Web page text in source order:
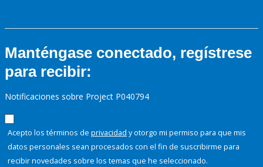
Manténgase conectado, regístrese
para recibir:
Notificaciones sobre Project P040794
Acepto los términos de privacidad y otorgo mi permiso para que mis
datos personales sean procesados con el fin de suscribirme para
recibir novedades sobre los temas que he seleccionado.